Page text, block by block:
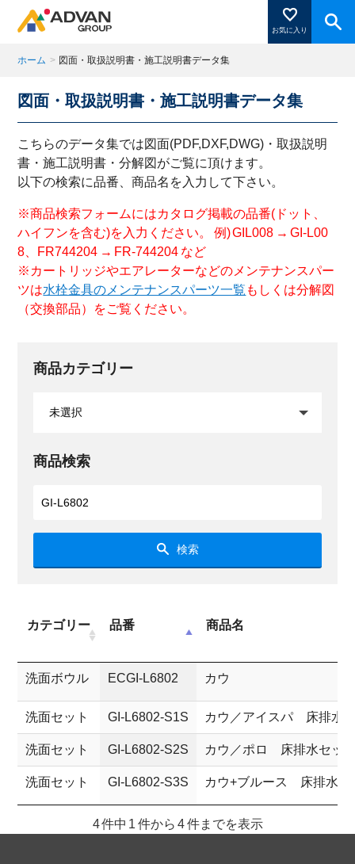
お気に入り
商品ページにある「お気に入り登録」を押すと登録した
商品がここに表示されます。
ホーム > 図面・取扱説明書・施工説明書データ集
図面・取扱説明書・施工説明書データ集
こちらのデータ集では図面(PDF,DXF,DWG)・取扱説明
書・施工説明書・分解図がご覧に頂けます。
以下の検索に品番、商品名を入力して下さい。
※商品検索フォームにはカタログ掲載の品番(ドット、
ハイフンを含む)を入力ください。 例) GIL008 → GI-L00
8、FR744204 → FR-744204 など
※カートリッジやエアレーターなどのメンテナンスパー
ツは水栓金具のメンテナンスパーツ一覧 もしくは分解図
（交換部品）をご覧ください。
商品カテゴリー
商品検索
検索
カテゴリー 品番 商品名
洗面ボウル ECGI-L6802 カウ
洗面セット GI-L6802-S1S カウ／アイスパ 床排水
洗面セット GI-L6802-S2S カウ／ポロ 床排水セッ
洗面セット GI-L6802-S3S カウ+ブルース 床排水セ
4 件中 1 件から 4 件までを表示